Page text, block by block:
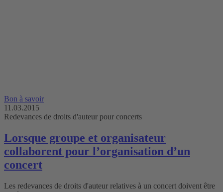
Bon à savoir
11.03.2015
Redevances de droits d'auteur pour concerts
Lorsque groupe et organisateur
collaborent pour l’organisation d’un
concert
Les redevances de droits d'auteur relatives à un concert doivent être